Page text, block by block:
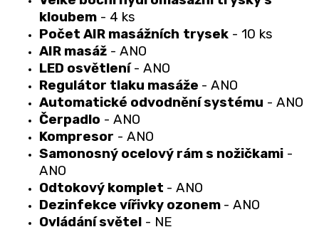
kloubem - 4 ks
Počet AIR masážních trysek - 10 ks
AIR masáž - ANO
LED osvětlení- ANO
Regulátor tlaku masáže - ANO
Automatické odvodnění systému - ANO
Čerpadlo - ANO
Kompresor - ANO
Samonosný ocelový rám s nožičkami -
ANO
Odtokový komplet - ANO
Dezinfekce vířivky ozonem - ANO
Ovládání světel - NE